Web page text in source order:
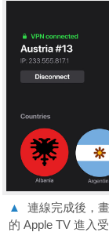
▲
連線完成後，
的 Apple TV 進入